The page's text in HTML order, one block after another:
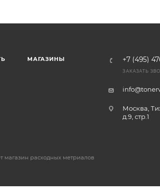
МАГАЗИНЫ +7 (495)
ЗАКАЗАТЬ
Москва,
д.9, стр.1
расходных метриалов